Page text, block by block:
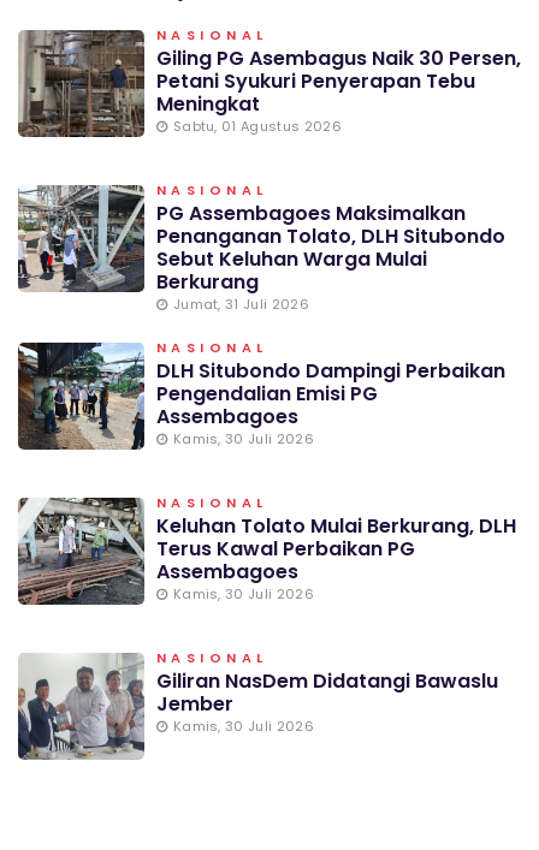
NASIONAL
Giling PG Asembagus Naik 30 Persen,
Petani Syukuri Penyerapan Tebu
Meningkat
Sabtu, 01 Agustus 2026
NASIONAL
PG Assembagoes Maksimalkan
Penanganan Tolato, DLH Situbondo
Sebut Keluhan Warga Mulai
Berkurang
Jumat, 31 Juli 2026
NASIONAL
DLH Situbondo Dampingi Perbaikan
Pengendalian Emisi PG
Assembagoes
Kamis, 30 Juli 2026
NASIONAL
Keluhan Tolato Mulai Berkurang, DLH
Terus Kawal Perbaikan PG
Assembagoes
Kamis, 30 Juli 2026
NASIONAL
Giliran NasDem Didatangi Bawaslu
Jember
Kamis, 30 Juli 2026